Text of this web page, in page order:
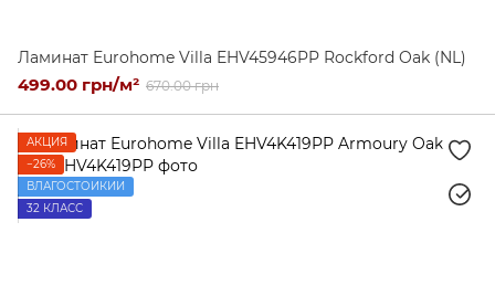
Ламинат Eurohome Villa EHV45946PP Rockford Oak (NL)
499.00 грн/м² 670.00 грн
АКЦИЯ
−26%
ВЛАГОСТОЙКИЙ
32 КЛАСС